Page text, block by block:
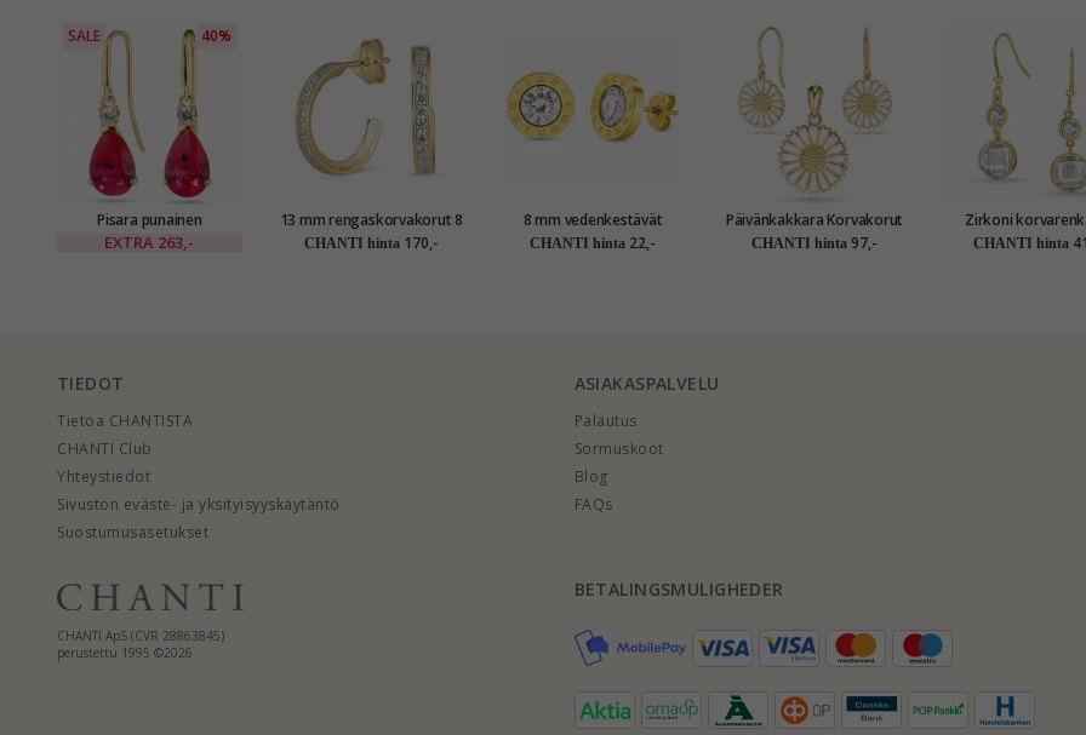
SALE 40%
Pisara punainen
kultakorvakorut 14
EXTRA 263,-
13 mm rengaskorvakorut 8
karaatin kultaa kanssa
CHANTI hinta 170,-
8 mm vedenkestävät
nappikorvakorut kullattu
CHANTI hinta 22,-
Päivänkakkara Korvakorut
ja riipukset kullattua
CHANTI hinta 97,-
Zirkoni
kullattu hopea
CHANTI hinta
TIEDOT
Tietoa CHANTISTA
CHANTI Club
Yhteystiedot
Sivuston eväste- ja yksityisyyskäytäntö
Suostumusasetukset
ASIAKASPALVELU
Palautus
Sormuskoot
Blog
FAQs
CHANTI ApS (CVR 28863845)
perustettu 1995 ©2026
BETALINGSMULIGHEDER